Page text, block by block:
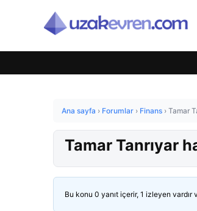
Ana sayfa › Forumlar › Finans › Tamar
Tamar Tanrıyar
Bu konu 0 yanıt içerir, 1 izleyen vardır